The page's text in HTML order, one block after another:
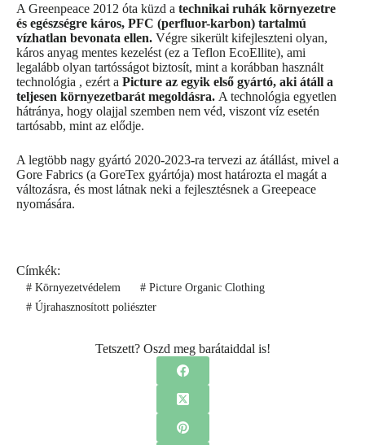
A Greenpeace 2012 óta küzd a technikai ruhák környezetre
és egészségre káros, PFC (perfluor-karbon) tartalmú
vízhatlan bevonata ellen. Végre sikerült kifejleszteni olyan,
káros anyag mentes kezelést (ez a Teflon EcoEllite), ami
legalább olyan tartósságot biztosít, mint a korábban használt
technológia , ezért a Picture az egyik első gyártó, aki átáll a
teljesen környezetbarát megoldásra. A technológia egyetlen
hátránya, hogy olajjal szemben nem véd, viszont víz esetén
tartósabb, mint az elődje.
A legtöbb nagy gyártó 2020-2023-ra tervezi az átállást, mivel a
Gore Fabrics (a GoreTex gyártója) most határozta el magát a
változásra, és most látnak neki a fejlesztésnek a Greepeace
nyomására.
Címkék:
#Környezetvédelem #Picture Organic Clothing
#Újrahasznosított poliészter
Tetszett? Oszd meg barátaiddal is!